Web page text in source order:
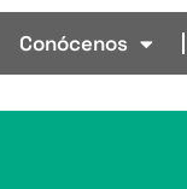
Conócenos